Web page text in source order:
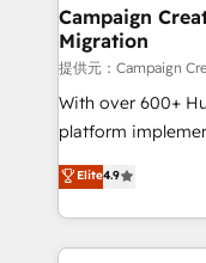
empowering our
autonomy. Get to
guided
the CRM platform
you like support
to your needs and
certifications, we
Campaign
Migration
提供元：Campaign
With over 600+
platform
Elite Solutions
migrate,
in high-impact
onboarding from
Elite4.9